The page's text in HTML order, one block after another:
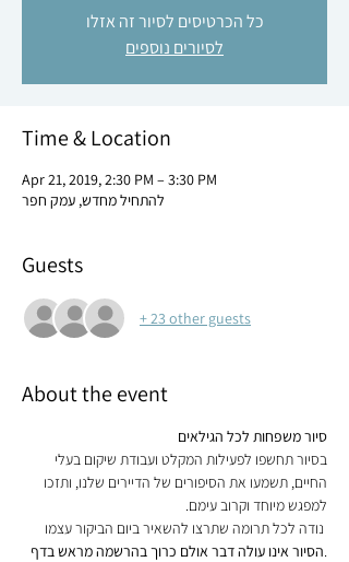
כל הכרטיסים לסיור זה אזלו
לסיורים נוספים
Time & Location
Apr 21, 2019, 2:30 PM – 3:30 PM
להתחיל מחדש, עמק חפר
Guests
+ 23 other guests
About the event
סיור משפחות לכל הגילאים
בסיור תחשפו לפעילות המקלט ועבודת שיקום בעלי
החיים, תשמעו את הסיפורים של הדיירים שלנו, ותזכו
למפגש מיוחד וקרוב עימם.
.הסיור אינו עולה דבר אולם כרוך בהרשמה מראש בדף